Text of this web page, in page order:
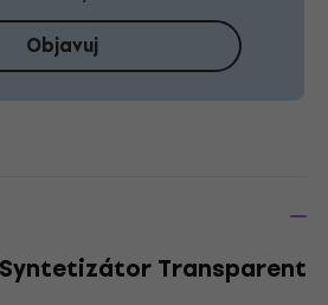
Objavuj
Transparent